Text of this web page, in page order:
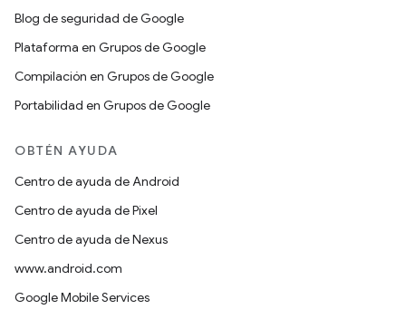
Blog de seguridad de Google
Plataforma en Grupos de Google
Compilación en Grupos de Google
Portabilidad en Grupos de Google
OBTÉN AYUDA
Centro de ayuda de Android
Centro de ayuda de Pixel
Centro de ayuda de Nexus
www.android.com
Google Mobile Services